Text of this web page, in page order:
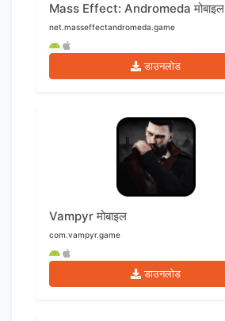
Mass Effect: Andromeda मोबाइल
net.masseffectandromeda.game
डाउनलोड
Vampyr मोबाइल
com.vampyr.game
डाउनलोड